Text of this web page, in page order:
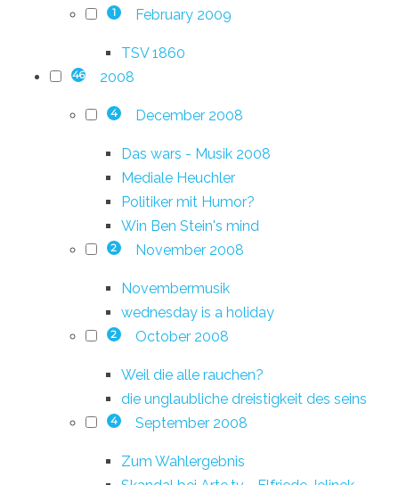
1 February 2009
TSV 1860
46 2008
4 December 2008
Das wars - Musik 2008
Mediale Heuchler
Politiker mit Humor?
Win Ben Stein's mind
2 November 2008
Novembermusik
wednesday is a holiday
2 October 2008
Weil die alle rauchen?
die unglaubliche dreistigkeit des seins
4 September 2008
Zum Wahlergebnis